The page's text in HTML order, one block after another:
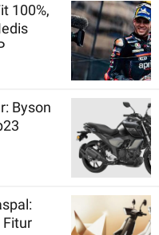
100%,
Byson
Fitur